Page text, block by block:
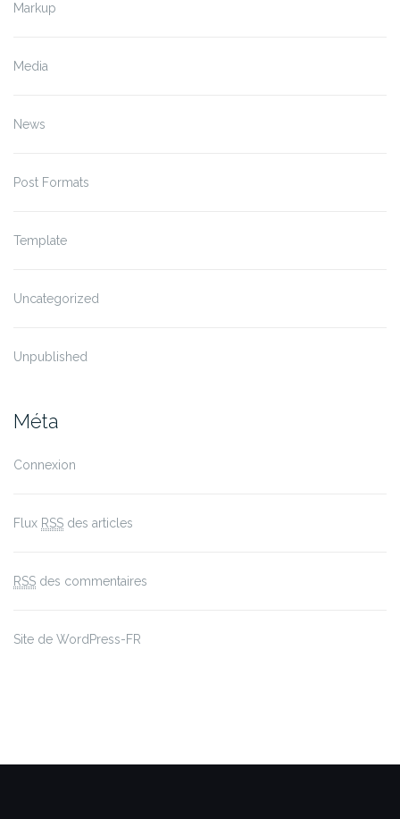
Markup
Media
News
Post Formats
Template
Uncategorized
Unpublished
Méta
Connexion
Flux RSS des articles
RSS des commentaires
Site de WordPress-FR